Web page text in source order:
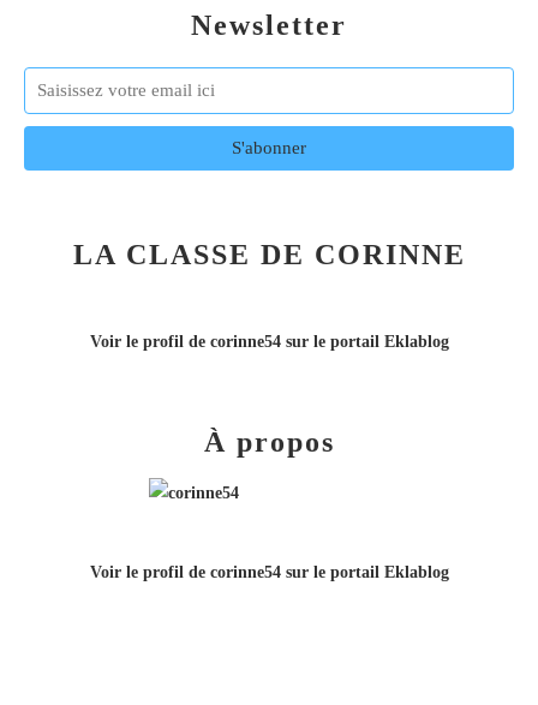
Newsletter
LA CLASSE DE CORINNE
Voir le profil de corinne54sur le portail Eklablog
À propos
Voir le profil de corinne54sur le portail Eklablog